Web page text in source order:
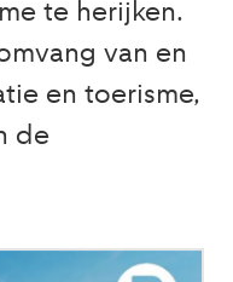
te herijken.
van en
en toerisme,
de